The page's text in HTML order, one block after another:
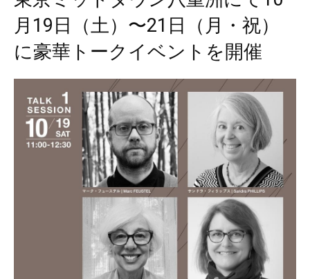
月19日（土）〜21日（月・祝）
に豪華トークイベントを開催